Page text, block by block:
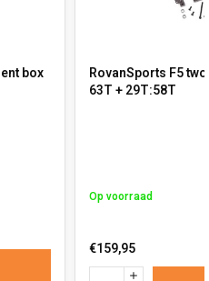
box
RovanSports F5
63T + 29T:58T
Op voorraad
€159,95